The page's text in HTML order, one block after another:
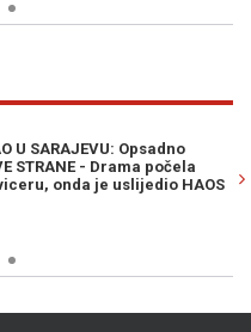
POTVRĐENA OPTUŽNICA
knjižila uplate i oštetila državu
07. Avg. 2026